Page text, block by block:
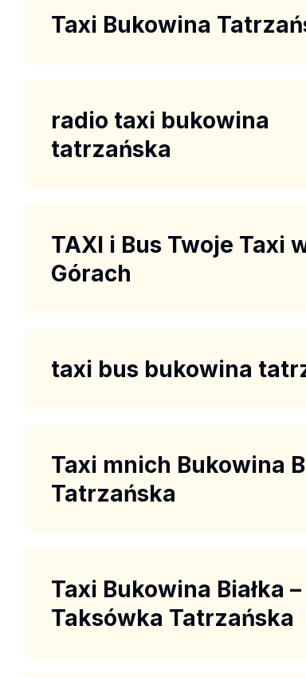
Taxi Bukowina
radio taxi bukowina
tatrzańska
TAXI i Bus Twoje Taxi
Górach
taxi bus bukowina
Taxi mnich Bukowina
Tatrzańska
Taxi Bukowina Białka –
Taksówka Tatrzańska